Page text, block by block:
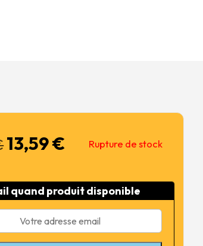
Le
prix
était :
16,99 €.
13,59€
est :
13,59 €.
Rupture de stock
quand produit disponible